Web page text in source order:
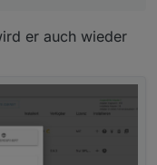
er auch wieder